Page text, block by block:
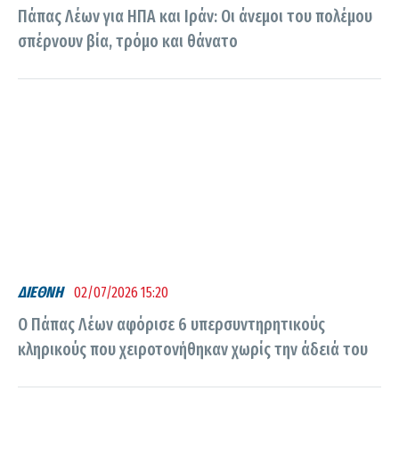
Πάπας Λέων για ΗΠΑ και Ιράν: Οι άνεμοι του πολέμου
σπέρνουν βία, τρόμο και θάνατο
ΔΙΕΘΝΗ 02/07/2026 15:20
Ο Πάπας Λέων αφόρισε 6 υπερσυντηρητικούς
κληρικούς που χειροτονήθηκαν χωρίς την άδειά του